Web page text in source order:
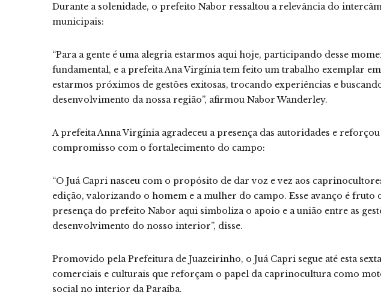
Durante a solenidade, o prefeito Nabor ressaltou a relevância do
municipais:
“Para a gente é uma alegria estarmos aqui hoje, participando desse
fundamental, e a prefeita Ana Virgínia tem feito um trabalho exemplar
estarmos próximos de gestões exitosas, trocando experiências e
desenvolvimento da nossa região”, afirmou Nabor Wanderley.
A prefeita Anna Virgínia agradeceu a presença das autoridades e
compromisso com o fortalecimento do campo:
“O Juá Capri nasceu com o propósito de dar voz e vez aos
edição, valorizando o homem e a mulher do campo. Esse avanço é fruto
presença do prefeito Nabor aqui simboliza o apoio e a união entre as
desenvolvimento do nosso interior”, disse.
Promovido pela Prefeitura de Juazeirinho, o Juá Capri segue até esta
comerciais e culturais que reforçam o papel da caprinocultura como
social no interior da Paraíba.